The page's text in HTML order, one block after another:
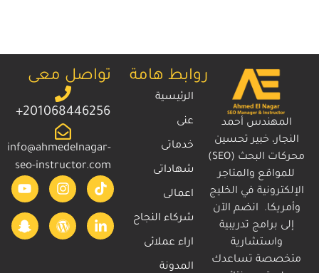
المهندس أحمد
النجار، خبير تحسين
محركات البحث (SEO)
للمواقع والمتاجر
الإلكترونية في الخليج
وأمريكا. انضم الآن
إلى برامج تدريبية
واستشارية
متخصصة تساعدك
روابط هامة
الرئيسية
عنى
خدماتى
شهاداتى
اعمالى
شركاء النجاح
اراء عملائى
المدونة
تواصل معى
201068446256+
info@ahmedelnagar-
seo-instructor.com